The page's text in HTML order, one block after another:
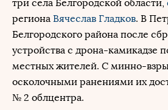
три села Белгородской области,
региона Вячеслав Гладков. В
Белгородского района после
устройства с дрона-камикадзе
местных жителей. С минно-
осколочными ранениями их
№ 2 облцентра.